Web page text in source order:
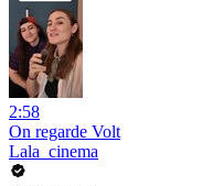
2:58
On regarde Volt
Lala_cinema